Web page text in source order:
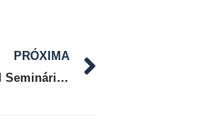
PRÓXIMA
ExpoH2V apresenta tendências, projetos e novas tecnologias durante o I Seminário Nacional de Hidrogênio Verde